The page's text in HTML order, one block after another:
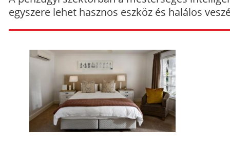
egyszere lehet hasznos eszköz és halálos